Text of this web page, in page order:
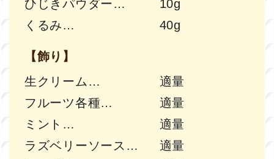
ひじきパウダー
10g
くるみ
40g
【飾り】
生クリーム
適量
フルーツ各種
適量
ミント
適量
ラズベリーソース
適量